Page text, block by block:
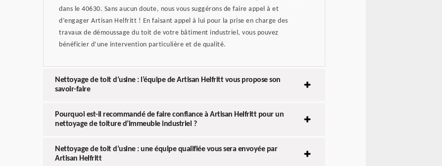
dans le 40630. Sans aucun doute, nous vous suggérons de faire appel à et
d’engager Artisan Helfritt ! En faisant appel à lui pour la prise en charge des
travaux de démoussage du toit de votre bâtiment industriel, vous pouvez
bénéficier d’une intervention particulière et de qualité.
Nettoyage de toit d’usine : l’équipe de Artisan Helfritt vous propose son
savoir-faire
Pourquoi est-il recommandé de faire confiance à Artisan Helfritt pour un
nettoyage de toiture d’immeuble industriel ?
Nettoyage de toit d’usine : une équipe qualifiée vous sera envoyée par
Artisan Helfritt